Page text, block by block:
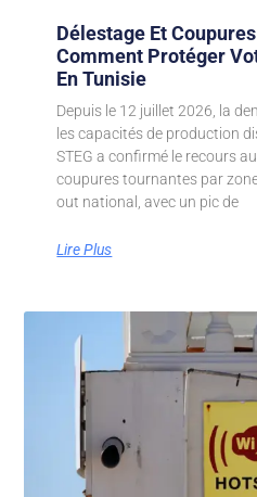
Délestage Et
Comment Protéger
En Tunisie
Depuis le 12 juillet 2026, la
les capacités de production
STEG a confirmé le recours
coupures tournantes par
out national, avec un pic de
Lire Plus